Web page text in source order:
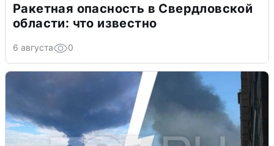
Ракетная опасность в Свердловской
области: что известно
6 августа 0